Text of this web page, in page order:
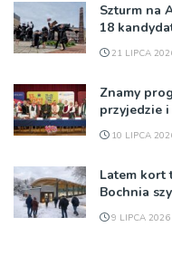
Szturm na
18
21 LIPCA
Znamy
przyjedzie
10 LIPCA
Latem kort
Bochnia
9 LIPCA 2026